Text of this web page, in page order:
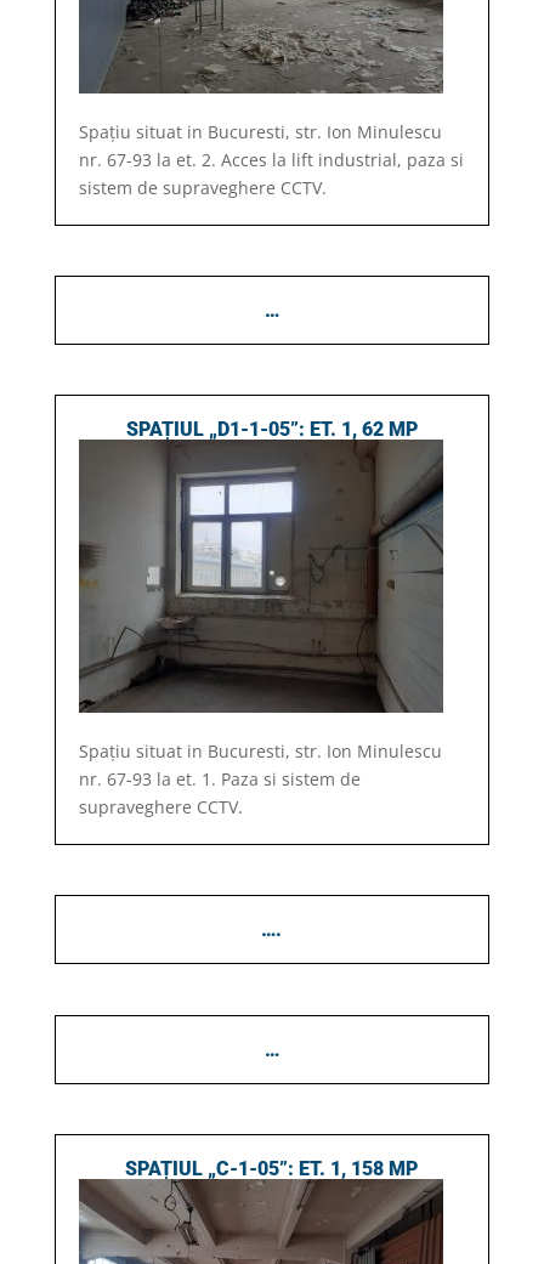
Spațiu situat in Bucuresti, str. Ion Minulescu
nr. 67-93 la et. 2. Acces la lift industrial, paza si
sistem de supraveghere CCTV.
…
SPAȚIUL „D1-1-05”: ET. 1, 62 MP
Spațiu situat in Bucuresti, str. Ion Minulescu
nr. 67-93 la et. 1. Paza si sistem de
supraveghere CCTV.
….
…
SPAȚIUL „C-1-05”: ET. 1, 158 MP